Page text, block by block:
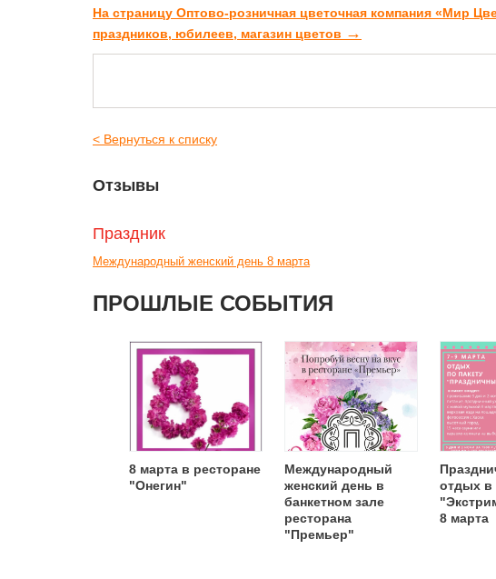
На страницу Оптово-розничная цветочная компания «Мир
праздников, юбилеев, магазин цветов →
< Вернуться к списку
Отзывы
Праздник
Международный женский день 8 марта
ПРОШЛЫЕ СОБЫТИЯ
8 марта в ресторане
"Онегин"
Международный
женский день в
банкетном зале
ресторана
"Премьер"
отдых в
8 марта